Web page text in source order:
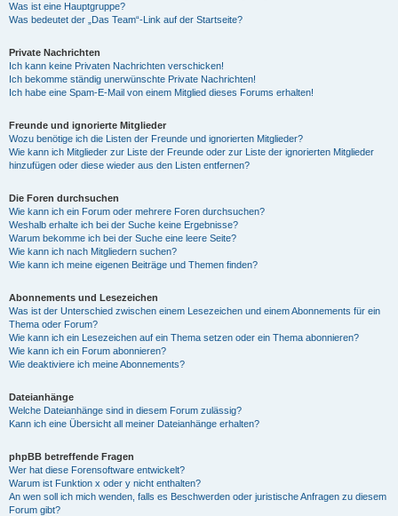
Was ist eine Hauptgruppe?
Was bedeutet der „Das Team“-Link auf der Startseite?
Private Nachrichten
Ich kann keine Privaten Nachrichten verschicken!
Ich bekomme ständig unerwünschte Private Nachrichten!
Ich habe eine Spam-E-Mail von einem Mitglied dieses Forums erhalten!
Freunde und ignorierte Mitglieder
Wozu benötige ich die Listen der Freunde und ignorierten Mitglieder?
Wie kann ich Mitglieder zur Liste der Freunde oder zur Liste der ignorierten Mitglieder
hinzufügen oder diese wieder aus den Listen entfernen?
Die Foren durchsuchen
Wie kann ich ein Forum oder mehrere Foren durchsuchen?
Weshalb erhalte ich bei der Suche keine Ergebnisse?
Warum bekomme ich bei der Suche eine leere Seite?
Wie kann ich nach Mitgliedern suchen?
Wie kann ich meine eigenen Beiträge und Themen finden?
Abonnements und Lesezeichen
Was ist der Unterschied zwischen einem Lesezeichen und einem Abonnements für ein
Thema oder Forum?
Wie kann ich ein Lesezeichen auf ein Thema setzen oder ein Thema abonnieren?
Wie kann ich ein Forum abonnieren?
Wie deaktiviere ich meine Abonnements?
Dateianhänge
Welche Dateianhänge sind in diesem Forum zulässig?
Kann ich eine Übersicht all meiner Dateianhänge erhalten?
phpBB betreffende Fragen
Wer hat diese Forensoftware entwickelt?
Warum ist Funktion x oder y nicht enthalten?
An wen soll ich mich wenden, falls es Beschwerden oder juristische Anfragen zu diesem
Forum gibt?